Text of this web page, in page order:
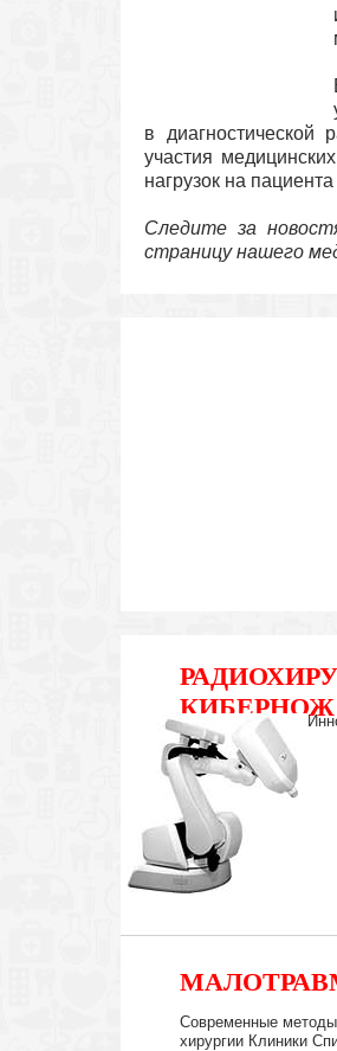
в диагностической
участия
нагрузок на
Следите за
страницу нашего
КИБЕРНОЖ
Современные методы
хирургии Клиники